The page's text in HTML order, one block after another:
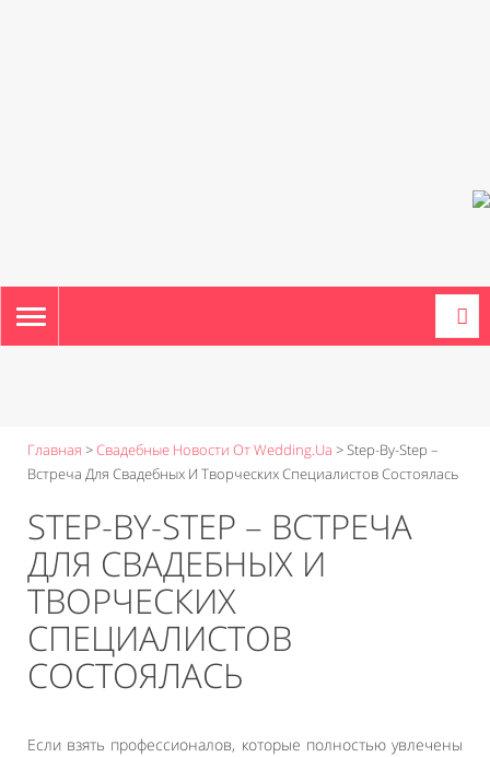
TOGGLE
NAVIGATION
Главная >Свадебные Новости От Wedding.ua >Step-By-Step –
Встреча Для Свадебных И Творческих Специалистов Состоялась
STEP-BY-STEP – ВСТРЕЧА
ДЛЯ СВАДЕБНЫХ И
ТВОРЧЕСКИХ
СПЕЦИАЛИСТОВ
СОСТОЯЛАСЬ
Если взять профессионалов, которые полностью увлечены